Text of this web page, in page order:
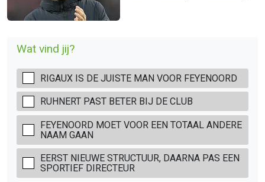
Wat vind jij?
RIGAUX IS DE JUISTE MAN VOOR FEYENOORD
RUHNERT PAST BETER BIJ DE CLUB
FEYENOORD MOET VOOR EEN TOTAAL ANDERE
NAAM GAAN
EERST NIEUWE STRUCTUUR, DAARNA PAS EEN
SPORTIEF DIRECTEUR